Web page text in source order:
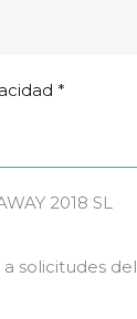
*
2018 SL
solicitudes del